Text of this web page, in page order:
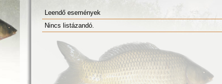
Leendő események
Nincs listázandó.